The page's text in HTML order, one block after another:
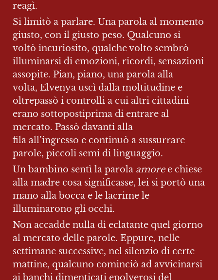
reagì.
Si limitò a parlare. Una parola al momento
giusto, con il giusto peso. Qualcuno si
voltò incuriosito, qualche volto sembrò
illuminarsi di emozioni, ricordi, sensazioni
assopite. Pian, piano, una parola alla
volta, Elvenya uscì dalla moltitudine e
oltrepassò i controlli a cui altri cittadini
erano sottopostiprima di entrare al
mercato. Passò davanti alla
fila all’ingresso e continuò a sussurrare
parole, piccoli semi di linguaggio.
Un bambino sentì la parola amore e chiese
alla madre cosa significasse, lei si portò una
mano alla bocca e le lacrime le
illuminarono gli occhi.
Non accadde nulla di eclatante quel giorno
al mercato delle parole. Eppure, nelle
settimane successive, nel silenzio di certe
mattine, qualcuno cominciò ad avvicinarsi
ai banchi dimenticati epolverosi del